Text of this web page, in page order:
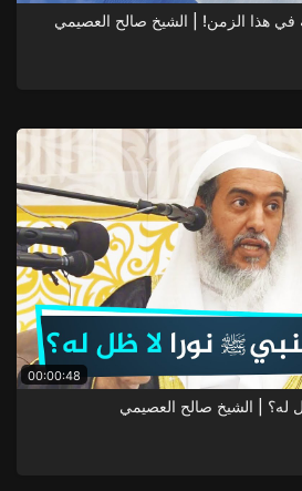
هذا الزمن! | الشيخ صالح العصيمي
00:00:48
له؟ | الشيخ صالح العصيمي